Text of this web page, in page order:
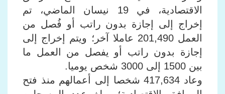
الاقتصادية، في 19 نيسان الماضي، تم
إخراج إلى إجازة بدون راتب أو فُصل من
العمل 201,490 عاملا آخر؛ ويتم إخراج إلى
إجازة بدون راتب أو يفصل من العمل ما
بين 1500 إلى 3000 شخص يوميا.
وعاد 417,634 شخصا إلى أعمالهم منذ فتح